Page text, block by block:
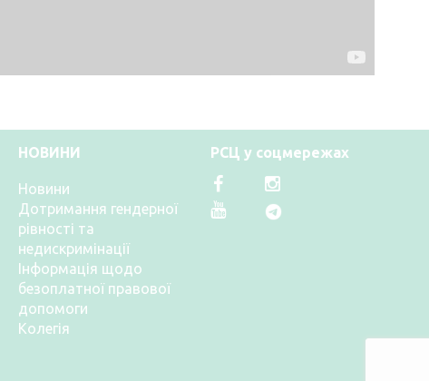
НОВИНИ
Новини
Дотримання гендерної
рівності та
недискримінації
Інформація щодо
безоплатної правової
допомоги
Колегія
РСЦ у соцмережах